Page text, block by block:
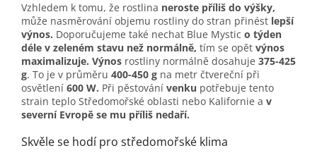
Vzhledem k tomu, že rostlina neroste příliš do výšky,
může nasměrování objemu rostliny do stran přinést lepší
výnos. Doporučujeme také nechat Blue Mystic o týden
déle v zeleném stavu než normálně, tím se opět výnos
maximalizuje. Výnos rostliny normálně dosahuje 375-425
g. To je v průměru 400-450 g na metr čtvereční při
osvětlení 600 W. Při pěstování venku potřebuje tento
strain teplo Středomořské oblasti nebo Kalifornie a v
severní Evropě se mu příliš nedaří.
Skvěle se hodí pro středomořské klima